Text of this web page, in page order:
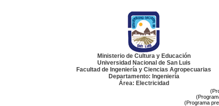
Ministerio de Cultura y Educación
Universidad Nacional de San Luis
Facultad de Ingeniería y Ciencias Agropecuarias
Departamento: Ingeniería
Área: Electricidad
(Programa